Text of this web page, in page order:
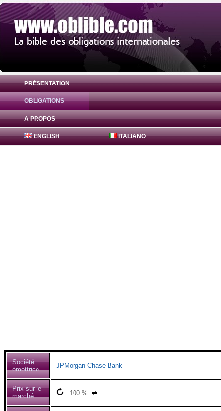
PRÉSENTATION
OBLIGATIONS
A PROPOS
ENGLISH ITALIANO
Obligation JPMorgan Chase Bank 0% (
Société
émettrice
JPMorgan Chase Bank
Prix sur le
marché
100 % ⇌